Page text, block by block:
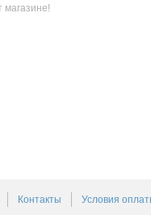
магазине!
Контакты Условия